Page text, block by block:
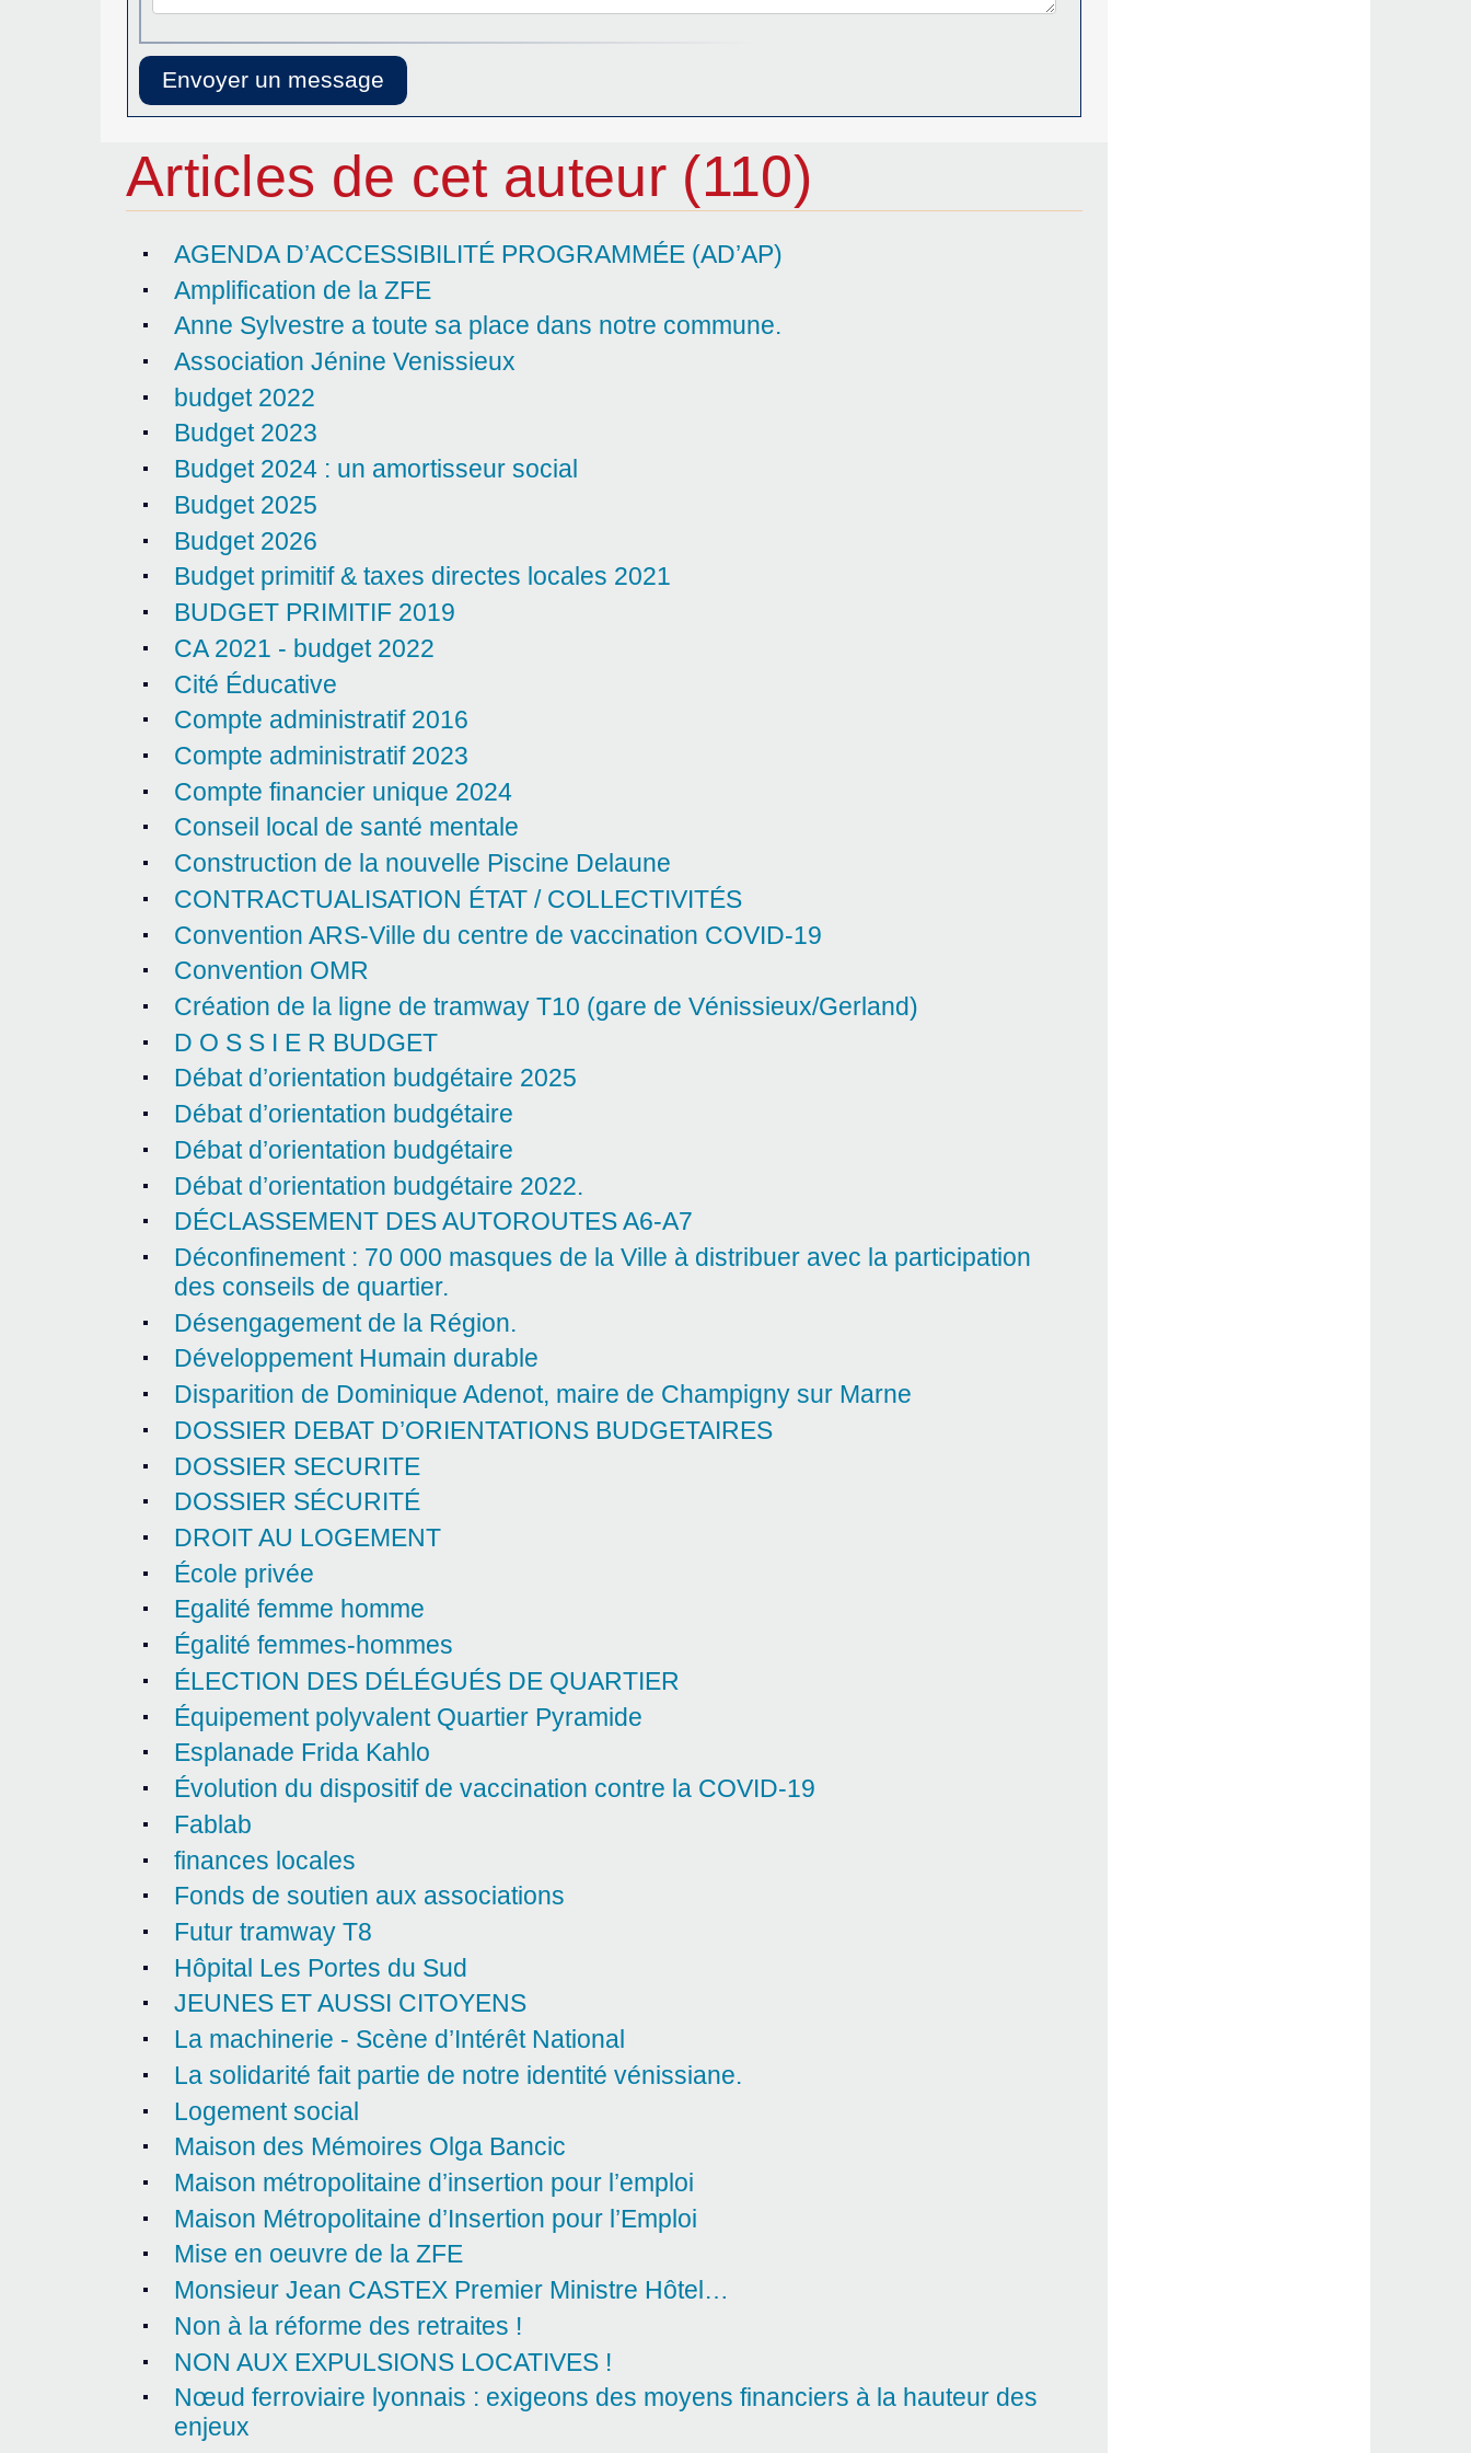
Articles de cet auteur (110)
AGENDA D’ACCESSIBILITÉ PROGRAMMÉE (AD’AP)
Amplification de la ZFE
Anne Sylvestre a toute sa place dans notre commune.
Association Jénine Venissieux
budget 2022
Budget 2023
Budget 2024 : un amortisseur social
Budget 2025
Budget 2026
Budget primitif & taxes directes locales 2021
BUDGET PRIMITIF 2019
CA 2021 - budget 2022
Cité Éducative
Compte administratif 2016
Compte administratif 2023
Compte financier unique 2024
Conseil local de santé mentale
Construction de la nouvelle Piscine Delaune
CONTRACTUALISATION ÉTAT / COLLECTIVITÉS
Convention ARS‑Ville du centre de vaccination COVID‑19
Convention OMR
Création de la ligne de tramway T10 (gare de Vénissieux/Gerland)
D O S S I E R BUDGET
Débat d’orientation budgétaire 2025
Débat d’orientation budgétaire
Débat d’orientation budgétaire
Débat d’orientation budgétaire 2022.
DÉCLASSEMENT DES AUTOROUTES A6-A7
Déconfinement : 70 000 masques de la Ville à distribuer avec la participation
des conseils de quartier.
Désengagement de la Région.
Développement Humain durable
Disparition de Dominique Adenot, maire de Champigny sur Marne
DOSSIER DEBAT D’ORIENTATIONS BUDGETAIRES
DOSSIER SECURITE
DOSSIER SÉCURITÉ
DROIT AU LOGEMENT
École privée
Egalité femme homme
Égalité femmes-hommes
ÉLECTION DES DÉLÉGUÉS DE QUARTIER
Équipement polyvalent Quartier Pyramide
Esplanade Frida Kahlo
Évolution du dispositif de vaccination contre la COVID-19
Fablab
finances locales
Fonds de soutien aux associations
Futur tramway T8
Hôpital Les Portes du Sud
JEUNES ET AUSSI CITOYENS
La machinerie - Scène d’Intérêt National
La solidarité fait partie de notre identité vénissiane.
Logement social
Maison des Mémoires Olga Bancic
Maison métropolitaine d’insertion pour l’emploi
Maison Métropolitaine d’Insertion pour l’Emploi
Mise en oeuvre de la ZFE
Monsieur Jean CASTEX Premier Ministre Hôtel…
Non à la réforme des retraites !
NON AUX EXPULSIONS LOCATIVES !
Nœud ferroviaire lyonnais : exigeons des moyens financiers à la hauteur des
enjeux